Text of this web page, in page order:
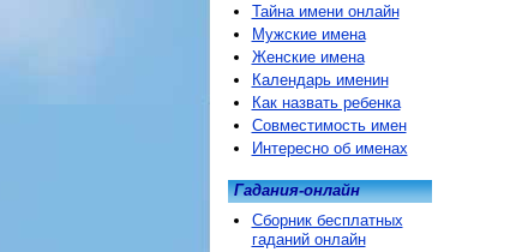
Тайна имени онлайн
Мужские имена
Женские имена
Календарь именин
Как назвать ребенка
Совместимость имен
Интересно об именах
Гадания-онлайн
Сборник бесплатных
гаданий онлайн